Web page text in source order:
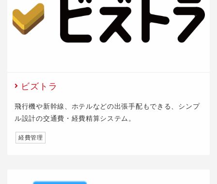
ビズトラ
飛行機や新幹線、ホテルなどの出張手配もできる、シンプ
ル設計の交通費・経費精算システム。
経費管理